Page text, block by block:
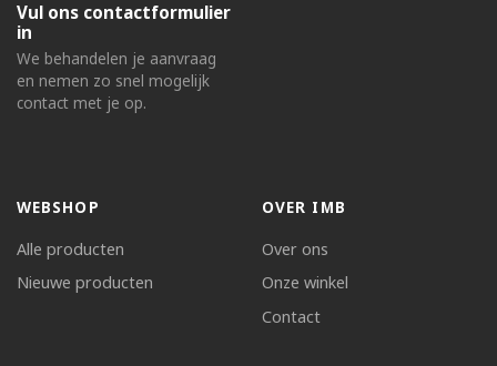
Vul ons contactformulier
in
We behandelen je aanvraag
en nemen zo snel mogelijk
contact met je op.
WEBSHOP
Alle producten
Nieuwe producten
OVER IMB
Over ons
Onze winkel
Contact